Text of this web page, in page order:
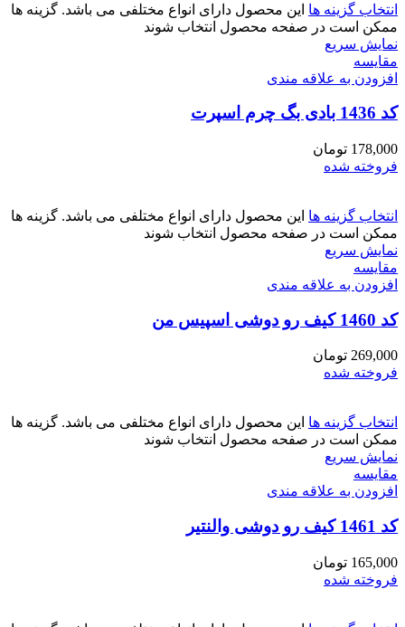
انتخاب گزینه ها این محصول دارای انواع مختلفی می باشد. گزینه ها
ممکن است در صفحه محصول انتخاب شوند
نمایش سریع
مقايسه
افزودن به علاقه مندی
کد 1436 بادی بگ چرم اسپرت
178,000 تومان
فروخته شده
انتخاب گزینه ها این محصول دارای انواع مختلفی می باشد. گزینه ها
ممکن است در صفحه محصول انتخاب شوند
نمایش سریع
مقايسه
افزودن به علاقه مندی
کد 1460 کیف رو دوشی اسپیس من
269,000 تومان
فروخته شده
انتخاب گزینه ها این محصول دارای انواع مختلفی می باشد. گزینه ها
ممکن است در صفحه محصول انتخاب شوند
نمایش سریع
مقايسه
افزودن به علاقه مندی
کد 1461 کیف رو دوشی والنتیر
165,000 تومان
فروخته شده